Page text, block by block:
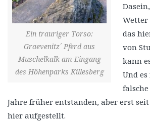
Ein trauriger Torso:
Graevenitz´ Pferd aus
Muschelkalk am Eingang
des Höhenparks Killesberg
Wetter
das
von
kann
Und
Jahre früher entstanden, aber erst seit
hier aufgestellt.